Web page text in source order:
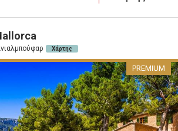
Χάρτης
PREMIUM